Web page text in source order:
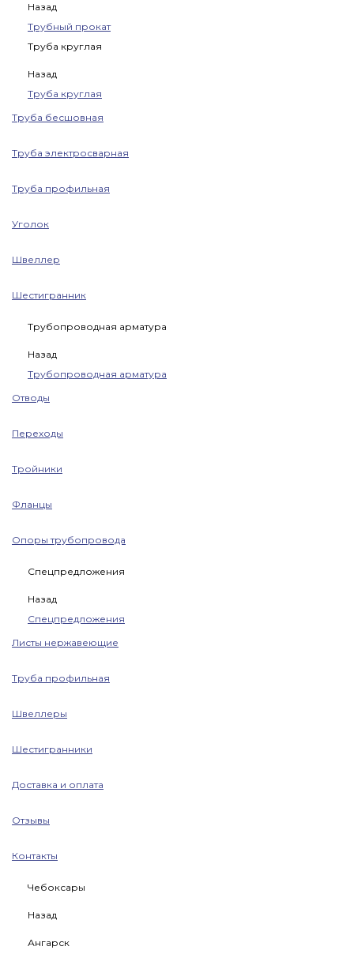
Назад
Трубный прокат
Труба круглая
Назад
Труба круглая
Труба бесшовная
Труба электросварная
Труба профильная
Уголок
Швеллер
Шестигранник
Трубопроводная арматура
Назад
Трубопроводная арматура
Отводы
Переходы
Тройники
Фланцы
Опоры трубопровода
Спецпредложения
Назад
Спецпредложения
Листы нержавеющие
Труба профильная
Швеллеры
Шестигранники
Доставка и оплата
Отзывы
Контакты
Чебоксары
Назад
Ангарск